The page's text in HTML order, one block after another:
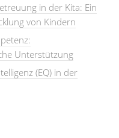
in der Kita: Ein
von Kindern
Unterstützung
(EQ) in der